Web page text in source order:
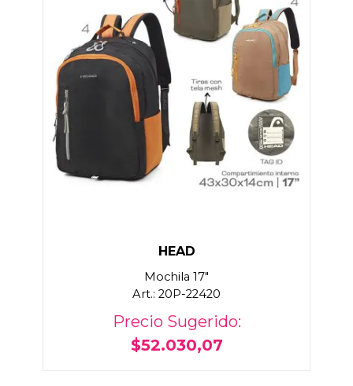
HEAD
Mochila 17"
Art.: 20P-22420
Precio Sugerido:
$52.030,07